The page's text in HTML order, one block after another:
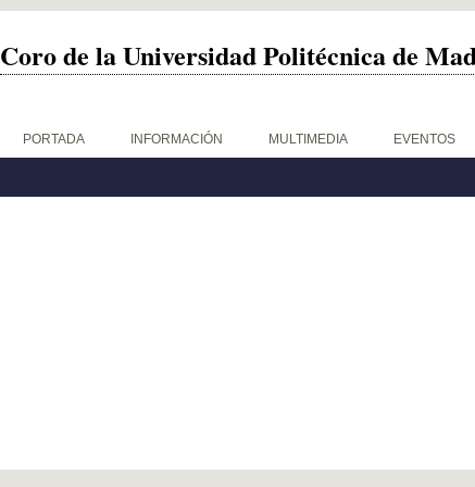
Coro de la Universidad Politécnica de
PORTADA INFORMACIÓN MULTIMEDIA EVENTOS